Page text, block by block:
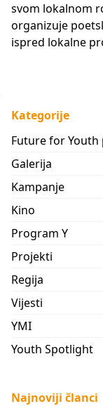
svom lokalnom
organizuje
ispred lokalne
Kategorije
Future for
Galerija
Kampanje
Kino
Program Y
Projekti
Regija
Vijesti
YMI
Youth Spotlight
Najnoviji članci